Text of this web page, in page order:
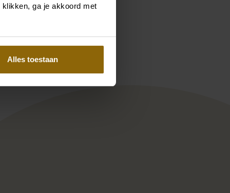
klikken, ga je akkoord met
Alles toestaan
DP479Ramona Koonings Couture